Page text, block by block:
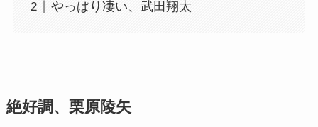
やっぱり凄い、武田翔太
絶好調、栗原陵矢